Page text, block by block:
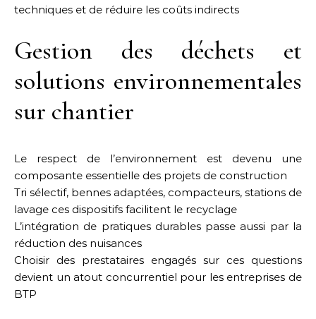
techniques et de réduire les coûts indirects
Gestion des déchets et
solutions environnementales
sur chantier
Le respect de l’environnement est devenu une
composante essentielle des projets de construction
Tri sélectif, bennes adaptées, compacteurs, stations de
lavage ces dispositifs facilitent le recyclage
L’intégration de pratiques durables passe aussi par la
réduction des nuisances
Choisir des prestataires engagés sur ces questions
devient un atout concurrentiel pour les entreprises de
BTP